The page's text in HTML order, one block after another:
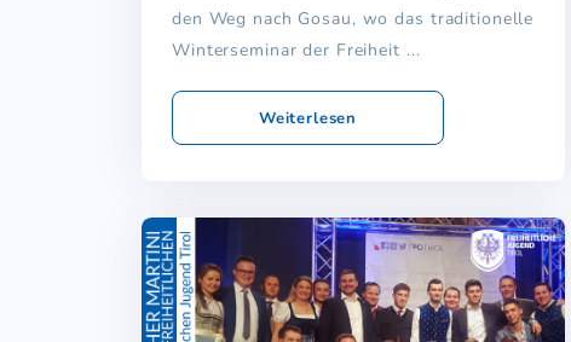
den Weg nach Gosau, wo das traditionelle
Winterseminar der Freiheit ...
Weiterlesen